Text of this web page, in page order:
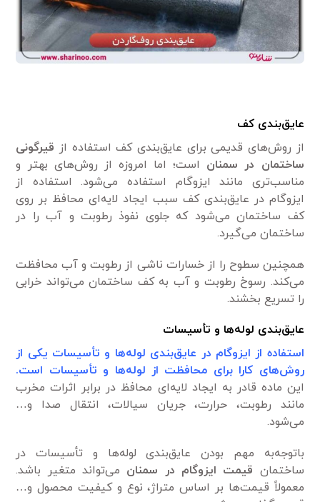
عایق‌بندی کف
از روش‌های قدیمی برای عایق‌بندی کف استفاده از قیرگونی
ساختمان در سمنان است؛ اما امروزه از روش‌های بهتر و
مناسب‌تری مانند ایزوگام استفاده می‌شود. استفاده از
ایزوگام در عایق‌بندی کف سبب ایجاد لایه‌ای محافظ بر روی
کف ساختمان می‌شود که جلوی نفوذ رطوبت و آب را در
ساختمان می‌گیرد.
همچنین سطوح را از خسارات ناشی از رطوبت و آب محافظت
می‌کند. رسوخ رطوبت و آب به کف ساختمان می‌تواند خرابی
را تسریع بخشند.
عایق‌بندی لوله‌ها و تأسیسات
استفاده از ایزوگام در عایق‌بندی لوله‌ها و تأسیسات یکی از
روش‌های کارا برای محافظت از لوله‌ها و تأسیسات است.
این ماده قادر به ایجاد لایه‌ای محافظ در برابر اثرات مخرب
مانند رطوبت، حرارت، جریان سیالات، انتقال صدا و…
می‌شود.
باتوجه‌به مهم بودن عایق‌بندی لوله‌ها و تأسیسات در
ساختمان قیمت ایزوگام در سمنان می‌تواند متغیر باشد.
معمولاً قیمت‌ها بر اساس متراژ، نوع و کیفیت محصول و…